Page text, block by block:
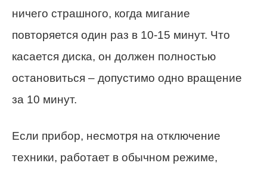
ничего страшного, когда мигание
повторяется один раз в 10-15 минут. Что
касается диска, он должен полностью
остановиться – допустимо одно вращение
за 10 минут.
Если прибор, несмотря на отключение
техники, работает в обычном режиме,